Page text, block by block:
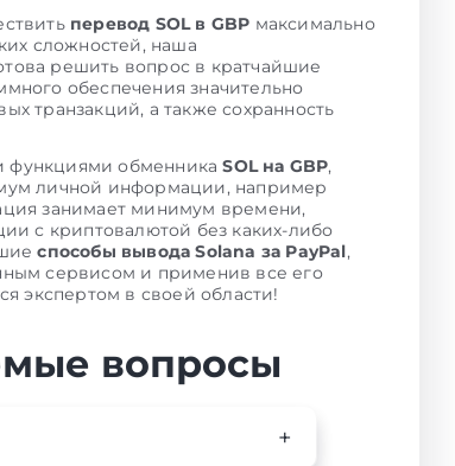
перевод SOL в GBP максимально
сложностей, наша
решить вопрос в кратчайшие
обеспечения значительно
транзакций, а также сохранность
функциями обменникаSOL на GBP,
личной информации, например
занимает минимум времени,
с криптовалютой без каких-либо
способы вывода Solana за PayPal,
сервисом и применив все его
экспертом в своей области!
вопросы